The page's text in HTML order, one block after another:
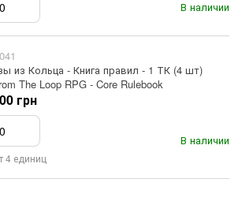
В наличии
из Кольца - Книга правил - 1 ТК (4 шт)
The Loop RPG - Core Rulebook
В наличии
грн
4 единиц